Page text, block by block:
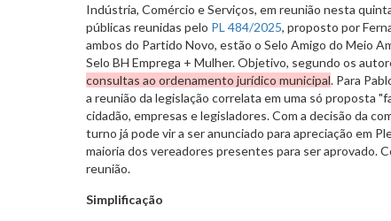
Indústria, Comércio e Serviços, em reunião nesta
públicas reunidas pelo PL 484/2025, proposto por
ambos do Partido Novo, estão o Selo Amigo do Meio
Selo BH Emprega + Mulher. Objetivo, segundo os
consultas ao ordenamento jurídico municipal. Para
a reunião da legislação correlata em uma só proposta
cidadão, empresas e legisladores. Com a decisão da
turno já pode vir a ser anunciado para apreciação em
maioria dos vereadores presentes para ser aprovado.
reunião.
Simplificação